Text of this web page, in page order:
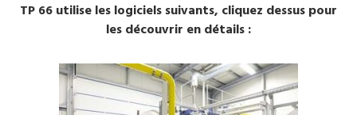
TP 66 utilise les logiciels suivants, cliquez dessus pour
les découvrir en détails :